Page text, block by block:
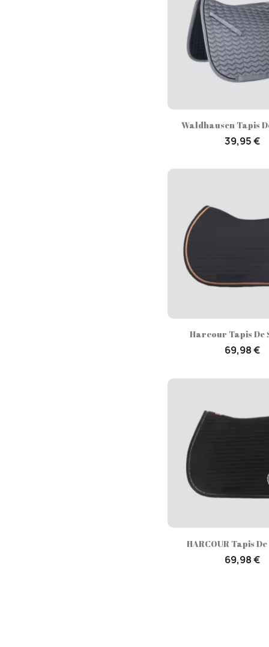
Aperçu
Waldhausen Tapis
39,95 €
Aperçu
Harcour Tapis De
69,98 €
Aperçu
HARCOUR Tapis
69,98 €